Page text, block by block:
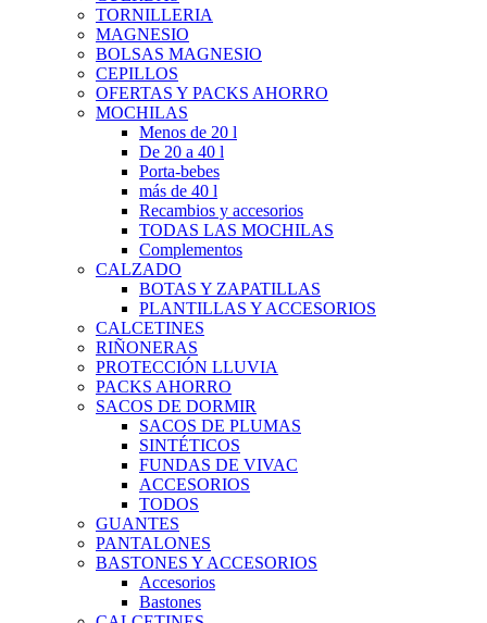
TORNILLERIA
MAGNESIO
BOLSAS MAGNESIO
CEPILLOS
OFERTAS Y PACKS AHORRO
MOCHILAS
Menos de 20 l
De 20 a 40 l
Porta-bebes
más de 40 l
Recambios y accesorios
TODAS LAS MOCHILAS
Complementos
CALZADO
BOTAS Y ZAPATILLAS
PLANTILLAS Y ACCESORIOS
CALCETINES
RIÑONERAS
PROTECCIÓN LLUVIA
PACKS AHORRO
SACOS DE DORMIR
SACOS DE PLUMAS
SINTÉTICOS
FUNDAS DE VIVAC
ACCESORIOS
TODOS
GUANTES
PANTALONES
BASTONES Y ACCESORIOS
Accesorios
Bastones